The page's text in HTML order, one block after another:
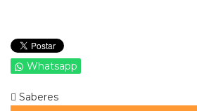
Whatsapp
Saberes